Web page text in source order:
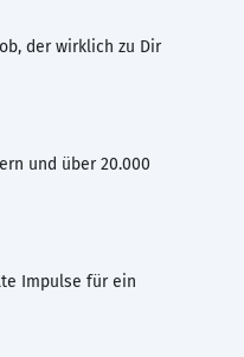
der wirklich zu Dir
und über 20.000
Impulse für ein